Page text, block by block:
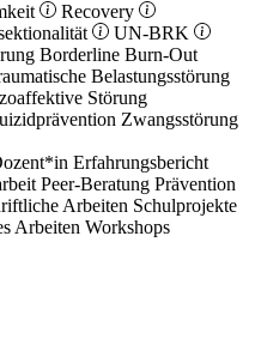
Recovery
UN-BRK
Borderline Burn-Out
Belastungsstörung
Störung
Zwangsstörung
Erfahrungsbericht
Peer-Beratung Prävention
Arbeiten Schulprojekte
Arbeiten Workshops